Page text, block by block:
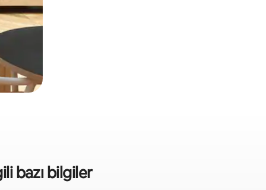
bazı bilgiler